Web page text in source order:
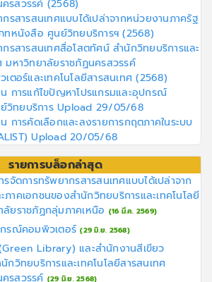
รสวรรค์ (2568)
รสารสนเทศแบบได้เปล่าจากหน่วยงานภาครัฐ
ภทหนังสือ ศูนย์วิทยบริการฯ (2568)
รสารสนเทศสื่อโสตทัศน์ สำนักวิทยบริการและ
มหาวิทยาลัยราชภัฏนครสวรรค์
ตอร์และเทคโนโลยีสารสนเทศ (2568)
การแก้ไขปัญหาโปรแกรมและอุปกรณ์
วิทยบริการ Upload 29/05/68
การคัดเลือกและลงรายการกฤตภาคในระบบ
Upload 20/05/68
รายการบล็อกล่าสุด
จัดการทรัพยากรสารสนเทศแบบได้เปล่าจาก
าคเอกชนของสำนักวิทยบริการและเทคโนโลยี
ยราชภัฏกลุ่มภาคเหนือ (16 มี.ค. 2569)
รณ์คอมพิวเตอร์(29 มิ.ย. 2568)
Library) และสำนักงานสีเขียว
วิทยบริการและเทคโนโลยีสารสนเทศ
รสวรรค์ (29 มิ.ย. 2568)